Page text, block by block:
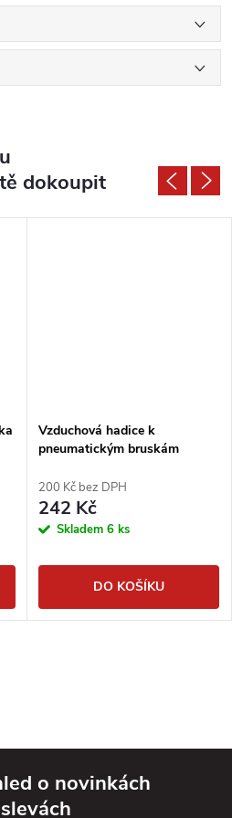
dokoupit
Vzduchová hadice k
pneumatickým bruskám
200 Kč bez DPH
242 Kč
Skladem 6 ks
DO KOŠÍKU
o novinkách